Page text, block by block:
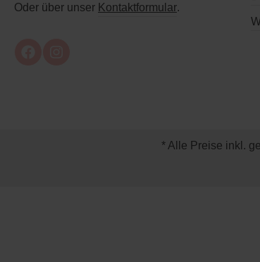
Oder über unser Kontaktformular.
* Alle Preise inkl.